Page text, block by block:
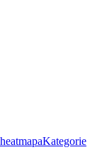
Kategorie